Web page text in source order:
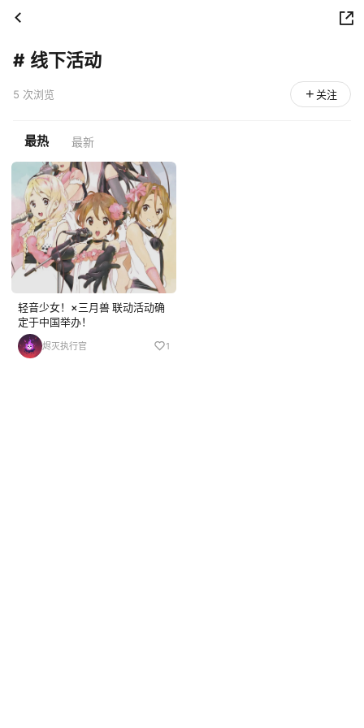
# 线下活动
5 次浏览 关注
最热 最新
轻音少女！×三月兽 联动活动确
定于中国举办！
烬灭执行官 1